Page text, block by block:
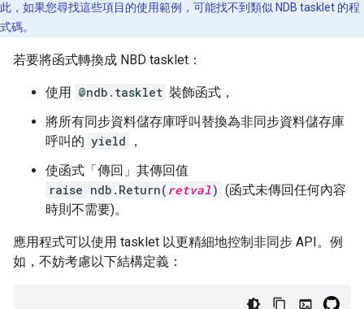
此，如果您尋找這些項目的使用範例，可能找不到類似 NDB tasklet 的程
式碼。
若要將函式轉換成 NBD tasklet：
使用 @ndb.tasklet 裝飾函式，
將所有同步資料儲存庫呼叫替換為非同步資料儲存庫
呼叫的 yield
，
使函式「傳回」其傳回值
raise ndb.Return( retval ) (函式未傳回任何內容
時則不需要)。
應用程式可以使用 tasklet 以更精細地控制非同步 API。例
如，不妨考慮以下結構定義：